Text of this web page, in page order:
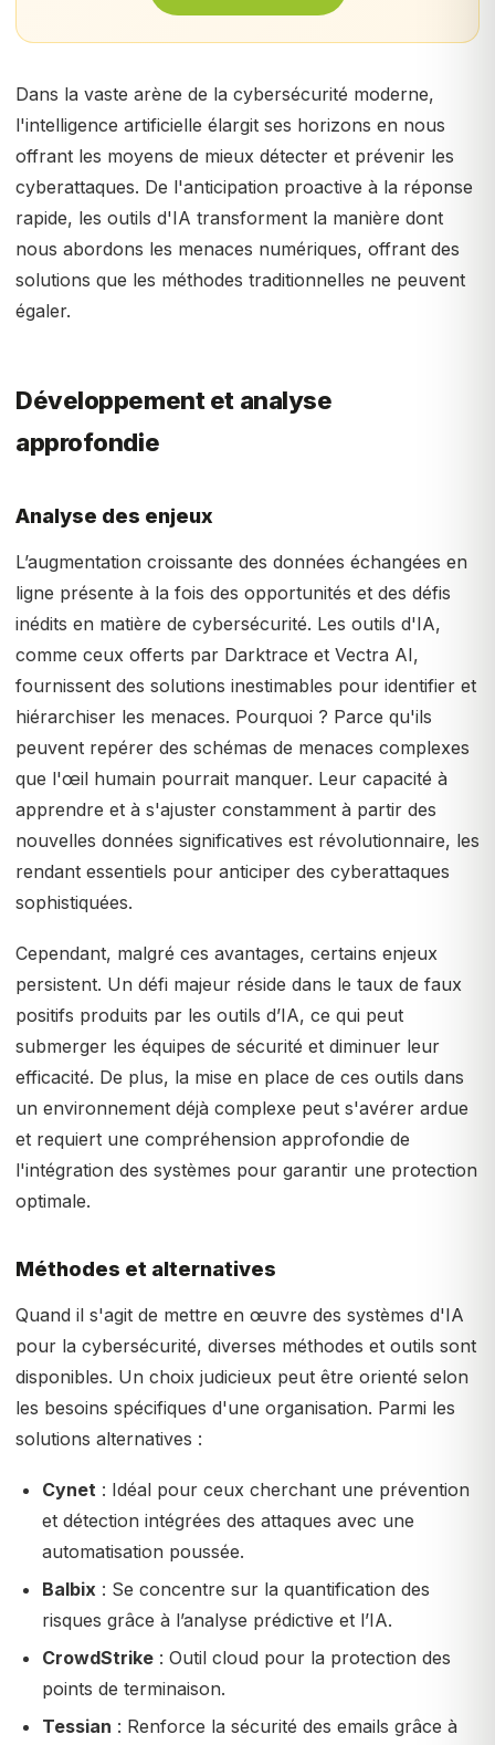
Dans la vaste arène de la cybersécurité moderne,
l'intelligence artificielle élargit ses horizons en nous
offrant les moyens de mieux détecter et prévenir les
cyberattaques. De l'anticipation proactive à la réponse
rapide, les outils d'IA transforment la manière dont
nous abordons les menaces numériques, offrant des
solutions que les méthodes traditionnelles ne peuvent
égaler.
Développement et analyse
approfondie
Analyse des enjeux
L’augmentation croissante des données échangées en
ligne présente à la fois des opportunités et des défis
inédits en matière de cybersécurité. Les outils d'IA,
comme ceux offerts par Darktrace et Vectra AI,
fournissent des solutions inestimables pour identifier et
hiérarchiser les menaces. Pourquoi ? Parce qu'ils
peuvent repérer des schémas de menaces complexes
que l'œil humain pourrait manquer. Leur capacité à
apprendre et à s'ajuster constamment à partir des
nouvelles données significatives est révolutionnaire, les
rendant essentiels pour anticiper des cyberattaques
sophistiquées.
Cependant, malgré ces avantages, certains enjeux
persistent. Un défi majeur réside dans le taux de faux
positifs produits par les outils d’IA, ce qui peut
submerger les équipes de sécurité et diminuer leur
efficacité. De plus, la mise en place de ces outils dans
un environnement déjà complexe peut s'avérer ardue
et requiert une compréhension approfondie de
l'intégration des systèmes pour garantir une protection
optimale.
Méthodes et alternatives
Quand il s'agit de mettre en œuvre des systèmes d'IA
pour la cybersécurité, diverses méthodes et outils sont
disponibles. Un choix judicieux peut être orienté selon
les besoins spécifiques d'une organisation. Parmi les
solutions alternatives :
Cynet : Idéal pour ceux cherchant une prévention
et détection intégrées des attaques avec une
automatisation poussée.
Balbix : Se concentre sur la quantification des
risques grâce à l’analyse prédictive et l’IA.
CrowdStrike : Outil cloud pour la protection des
points de terminaison.
Tessian : Renforce la sécurité des emails grâce à